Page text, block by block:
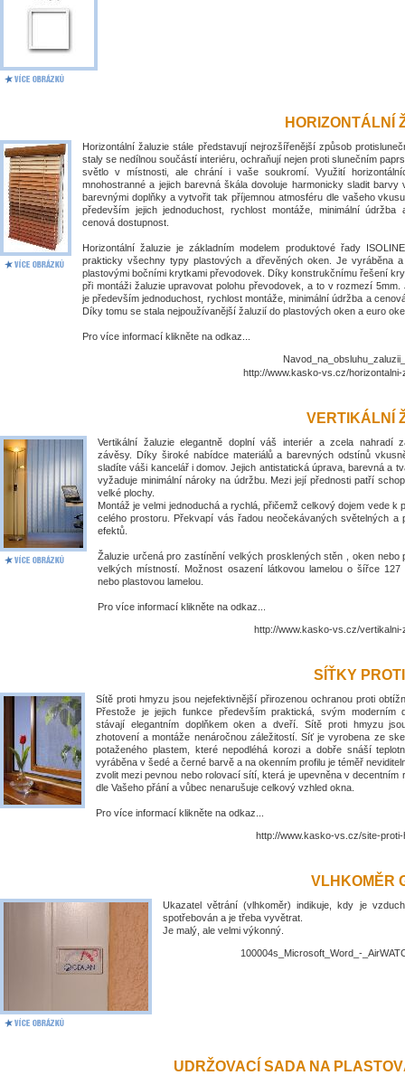
HORIZONTÁLNÍ
Horizontální žaluzie stále představují nejrozšířenější způsob
staly se nedílnou součástí interiéru, ochraňují nejen proti slunečním
světlo v místnosti, ale chrání i vaše soukromí. Využití
mnohostranné a jejich barevná škála dovoluje harmonicky sladit barvy
barevnými doplňky a vytvořit tak příjemnou atmosféru dle vašeho
především jejich jednoduchost, rychlost montáže, minimální údržba
cenová dostupnost.
Horizontální žaluzie je základním modelem produktové řady
prakticky všechny typy plastových a dřevěných oken. Je vyráběna
plastovými bočními krytkami převodovek. Díky konstrukčnímu řešení
při montáži žaluzie upravovat polohu převodovek, a to v rozmezí 5mm.
je především jednoduchost, rychlost montáže, minimální údržba a
Díky tomu se stala nejpoužívanější žaluzií do plastových oken a euro
Pro více informací klikněte na odkaz...
http://www.kasko-vs.cz/horizontalni-
VERTIKÁLNÍ
Vertikální žaluzie elegantně doplní váš interiér a zcela nahradí
závěsy. Díky široké nabídce materiálů a barevných odstínů
sladíte váši kancelář i domov. Jejich antistatická úprava, barevná a
vyžaduje minimální nároky na údržbu. Mezi její přednosti patří
velké plochy.
Montáž je velmi jednoduchá a rychlá, přičemž celkový dojem vede k
celého prostoru. Překvapí vás řadou neočekávaných světelných a
efektů.
Žaluzie určená pro zastínění velkých prosklených stěn , oken nebo
velkých místností. Možnost osazení látkovou lamelou o šířce 127
nebo plastovou lamelou.
Pro více informací klikněte na odkaz...
http://www.kasko-vs.cz/vertikalni-
SÍŤKY
Sítě proti hmyzu jsou nejefektivnější přirozenou ochranou proti
Přestože je jejich funkce především praktická, svým moderním
stávají elegantním doplňkem oken a dveří. Sítě proti hmyzu
zhotovení a montáže nenáročnou záležitostí. Síť je vyrobena ze
potaženého plastem, které nepodléhá korozi a dobře snáší
vyráběna v šedé a černé barvě a na okenním profilu je téměř
zvolit mezi pevnou nebo rolovací sítí, která je upevněna v decentním
dle Vašeho přání a vůbec nenarušuje celkový vzhled okna.
Pro více informací klikněte na odkaz...
http://www.kasko-vs.cz/site-
VLHKOMĚR
Ukazatel větrání (vlhkoměr) indikuje, kdy je
spotřebován a je třeba vyvětrat.
Je malý, ale velmi výkonný.
100004s_Microsoft_Word_-
UDRŽOVACÍ SADA NA